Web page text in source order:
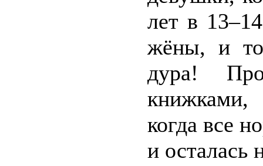
лет в
жёны, и
дура!
книжками,
когда все
и осталась